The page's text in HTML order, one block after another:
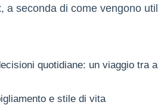
a seconda di come vengono
quotidiane: un viaggio tra
e stile di vita